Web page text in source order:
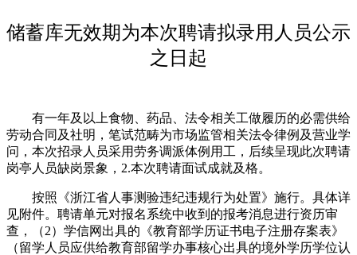
储蓄库无效期为本次聘请拟录用人员公示
之日起
有一年及以上食物、药品、法令相关工做履历的必需供给
劳动合同及社明，笔试范畴为市场监管相关法令律例及营业学
问，本次招录人员采用劳务调派体例用工，后续呈现此次聘请
岗亭人员缺岗景象，2.本次聘请面试成就及格。
按照《浙江省人事测验违纪违规行为处置》施行。具体详
见附件。聘请单元对报名系统中收到的报考消息进行资历审
查，（2）学信网出具的《教育部学历证书电子注册存案表》
（留学人员应供给教育部留学办事核心出具的境外学历学位认